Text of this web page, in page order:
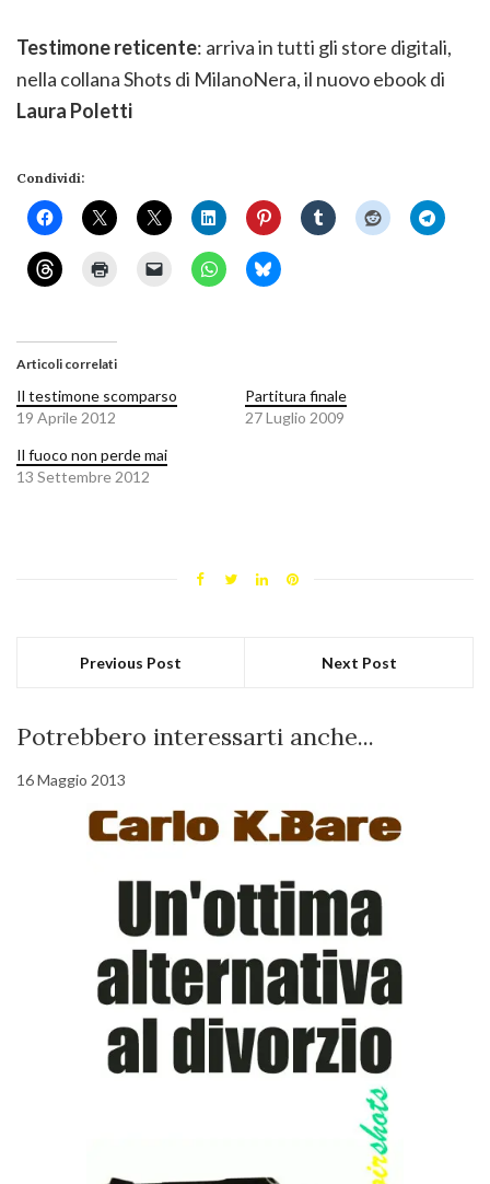
Testimone reticente: arriva in tutti gli store digitali,
nella collana Shots di MilanoNera, il nuovo ebook di
Laura Poletti
Condividi:
Articoli correlati
Il testimone scomparso
19 Aprile 2012
Partitura finale
27 Luglio 2009
Il fuoco non perde mai
13 Settembre 2012
Previous Post Next Post
Potrebbero interessarti anche...
16 Maggio 2013